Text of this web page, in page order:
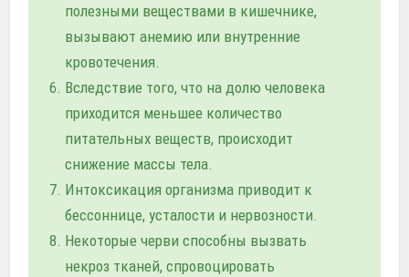
полезными веществами в кишечнике,
вызывают анемию или внутренние
кровотечения.
Вследствие того, что на долю человека
приходится меньшее количество
питательных веществ, происходит
снижение массы тела.
Интоксикация организма приводит к
бессоннице, усталости и нервозности.
Некоторые черви способны вызвать
некроз тканей, спровоцировать